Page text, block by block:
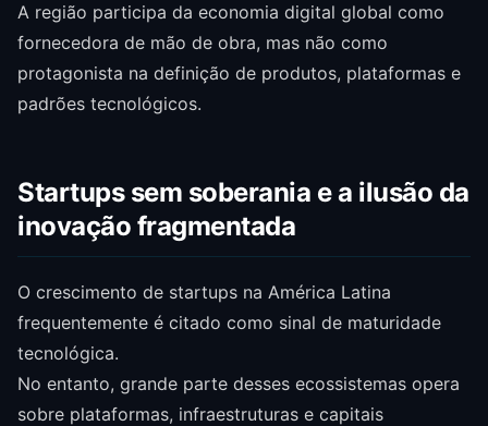
A região participa da economia digital global como
fornecedora de mão de obra, mas não como
protagonista na definição de produtos, plataformas e
padrões tecnológicos.
Startups sem soberania e a ilusão da
inovação fragmentada
O crescimento de startups na América Latina
frequentemente é citado como sinal de maturidade
tecnológica.
No entanto, grande parte desses ecossistemas opera
sobre plataformas, infraestruturas e capitais